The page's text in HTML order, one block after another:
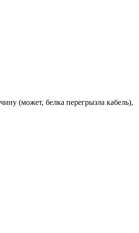
(может, белка перегрызла кабель),